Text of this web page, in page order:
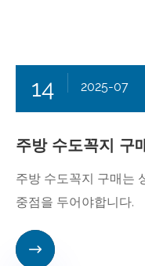
14 2025-07
주방 수도꼭지 구
주방 수도꼭지 구매는
중점을 두어야합니다.
